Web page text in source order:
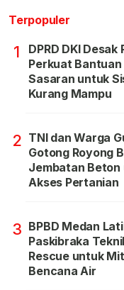
Terpopuler
1
DPRD DKI Desak
Perkuat
Sasaran untuk
Kurang Mampu
2 TNI dan Warga
Gotong Royong
Jembatan Beton
Akses Pertanian
3 BPBD Medan
Paskibraka
Rescue untuk
Bencana Air